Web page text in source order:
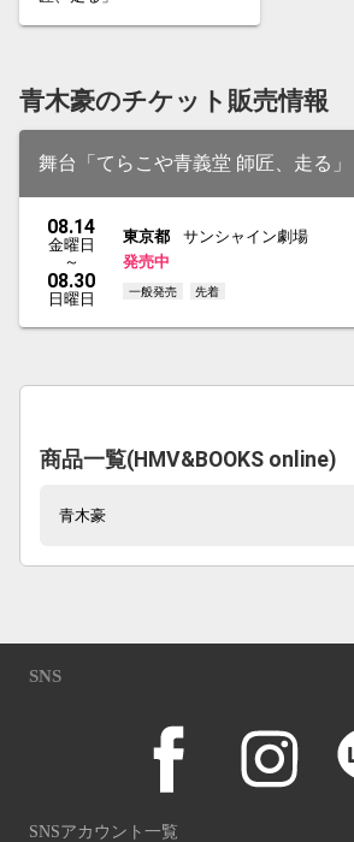
青木豪のチケット販売情報
舞台「てらこや青義堂 師匠、走る」
08.14
金曜日
～
08.30
日曜日
東京都
サンシャイン劇場
発売中
一般発売 先着
商品一覧(HMV&BOOKS online)
青木豪
SNS
SNSアカウント一覧